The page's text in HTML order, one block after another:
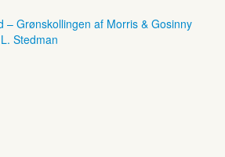
– Grønskollingen af Morris & Gosinny
Stedman